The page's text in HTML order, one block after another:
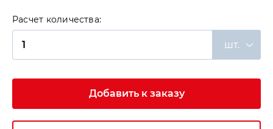
Расчет количества:
шт.
Добавить к заказу